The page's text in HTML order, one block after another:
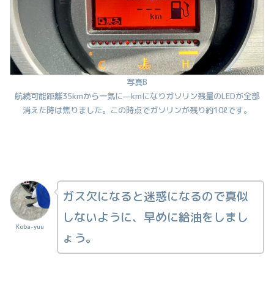
写真B
航続可能距離35kmから一気に—kmになりガソリン残量のLEDが全部
消えた時は焦りました。この時点でガソリンが残り約10ℓです。
Koba-yuu
ガス欠になると迷惑になるので真似
しないように、早めに給油をしまし
ょう。